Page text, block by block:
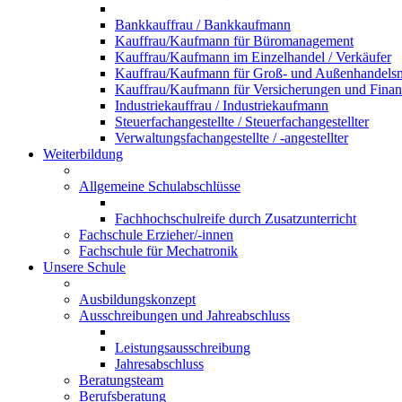
Bankkauffrau / Bankkaufmann
Kauffrau/Kaufmann für Büromanagement
Kauffrau/Kaufmann im Einzelhandel / Verkäufer
Kauffrau/Kaufmann für Groß- und
Kauffrau/Kaufmann für Versicherungen und
Industriekauffrau / Industriekaufmann
Steuerfachangestellte / Steuerfachangestellter
Verwaltungsfachangestellte / -angestellter
Weiterbildung
Allgemeine Schulabschlüsse
Fachhochschulreife durch Zusatzunterricht
Fachschule Erzieher/-innen
Fachschule für Mechatronik
Unsere Schule
Ausbildungskonzept
Ausschreibungen und Jahreabschluss
Leistungsausschreibung
Jahresabschluss
Beratungsteam
Berufsberatung